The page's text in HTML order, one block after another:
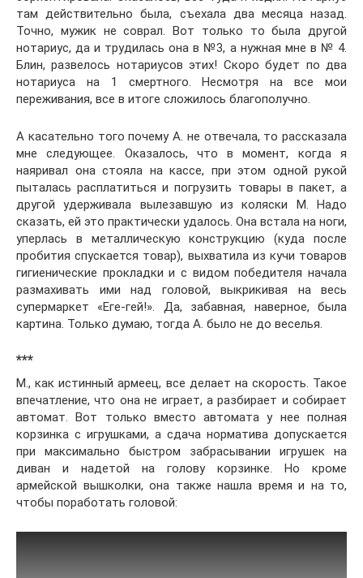
там действительно была, съехала два месяца назад.
Точно, мужик не соврал. Вот только то была другой
нотариус, да и трудилась она в №3, а нужная мне в № 4.
Блин, развелось нотариусов этих! Скоро будет по два
нотариуса на 1 смертного. Несмотря на все мои
переживания, все в итоге сложилось благополучно.
А касательно того почему А. не отвечала, то рассказала
мне следующее. Оказалось, что в момент, когда я
наяривал она стояла на кассе, при этом одной рукой
пыталась расплатиться и погрузить товары в пакет, а
другой удерживала вылезавшую из коляски М. Надо
сказать, ей это практически удалось. Она встала на ноги,
уперлась в металлическую конструкцию (куда после
пробития спускается товар), выхватила из кучи товаров
гигиенические прокладки и с видом победителя начала
размахивать ими над головой, выкрикивая на весь
супермаркет «Еге-гей!». Да, забавная, наверное, была
картина. Только думаю, тогда А. было не до веселья.
***
М., как истинный армеец, все делает на скорость. Такое
впечатление, что она не играет, а разбирает и собирает
автомат. Вот только вместо автомата у нее полная
корзинка с игрушками, а сдача норматива допускается
при максимально быстром забрасывании игрушек на
диван и надетой на голову корзинке. Но кроме
армейской вышколки, она также нашла время и на то,
чтобы поработать головой: